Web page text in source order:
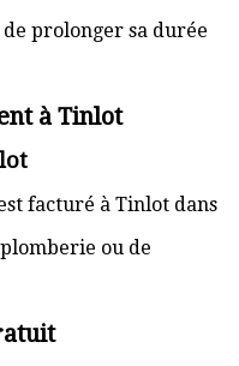
prolonger sa durée
à Tinlot
facturé à Tinlot dans
ou de